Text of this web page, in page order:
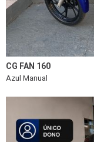
CG FAN 160
Azul Manual